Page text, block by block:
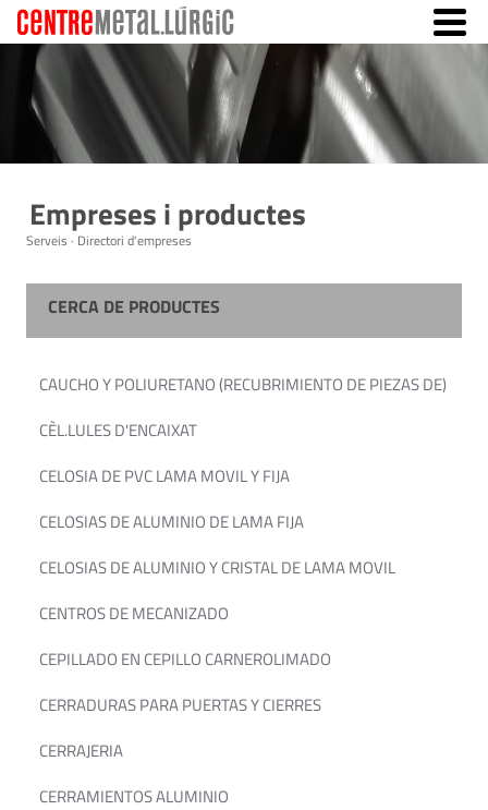
Empreses i productes
Serveis · Directori d'empreses
CERCA DE PRODUCTES
CAUCHO Y POLIURETANO (RECUBRIMIENTO DE PIEZAS DE)
CÈL.LULES D'ENCAIXAT
CELOSIA DE PVC LAMA MOVIL Y FIJA
CELOSIAS DE ALUMINIO DE LAMA FIJA
CELOSIAS DE ALUMINIO Y CRISTAL DE LAMA MOVIL
CENTROS DE MECANIZADO
CEPILLADO EN CEPILLO CARNEROLIMADO
CERRADURAS PARA PUERTAS Y CIERRES
CERRAJERIA
CERRAMIENTOS ALUMINIO